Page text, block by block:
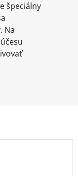
špeciálny
Na